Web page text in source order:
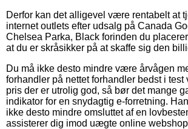
Derfor kan det alligevel være rentabelt at
internet outlets efter udsalg på Canada
Chelsea Parka, Black forinden du
at du er skråsikker på at skaffe sig den
Du må ikke desto mindre være årvågen
forhandler på nettet forhandler bedst i test
pris der er utrolig god, så bør det mange
indikator for en snydagtig e-forretning.
ikke desto mindre omsluttet af en
assisterer dig imod uægte online